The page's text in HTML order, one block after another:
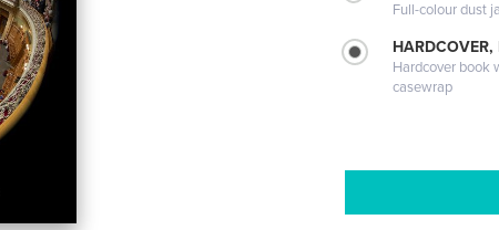
Full-colour dust
Hardcover book
casewrap